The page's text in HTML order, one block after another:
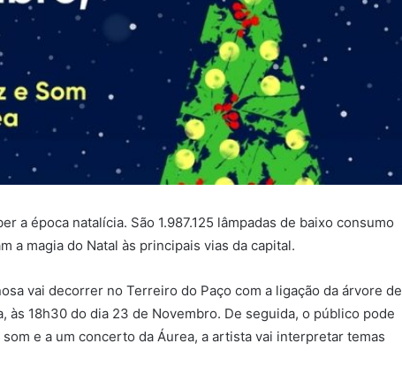
a época natalícia. São 1.987.125 lâmpadas de baixo consumo
a magia do Natal às principais vias da capital.
vai decorrer no Terreiro do Paço com a ligação da árvore de
às 18h30 do dia 23 de Novembro. De seguida, o público pode
e a um concerto da Áurea, a artista vai interpretar temas